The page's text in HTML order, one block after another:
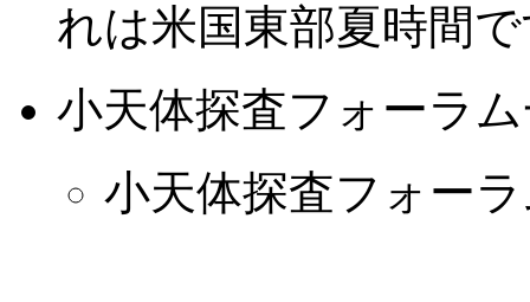
れは米国東部夏時間
小天体探査フォーラ
小天体探査フォー